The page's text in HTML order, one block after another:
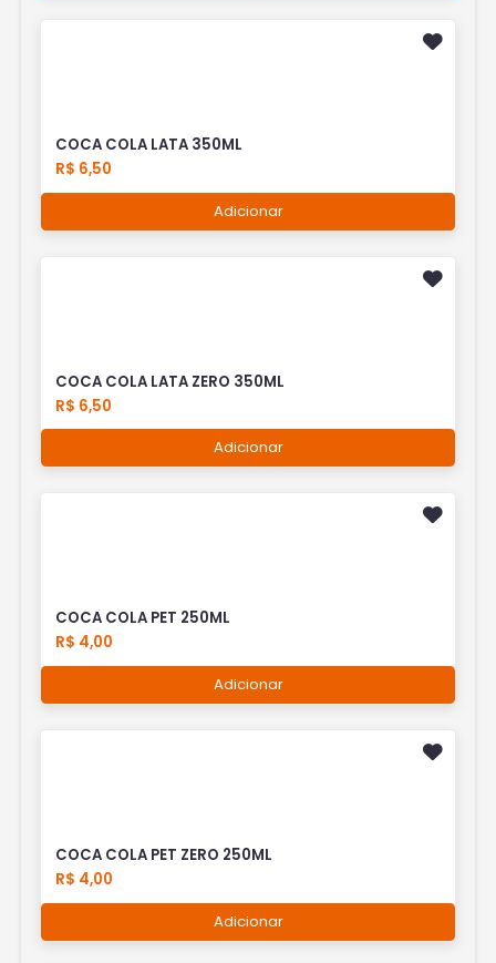
COCA COLA LATA 350ML
R$ 6,50
Adicionar
COCA COLA LATA ZERO 350ML
R$ 6,50
Adicionar
COCA COLA PET 250ML
R$ 4,00
Adicionar
COCA COLA PET ZERO 250ML
R$ 4,00
Adicionar